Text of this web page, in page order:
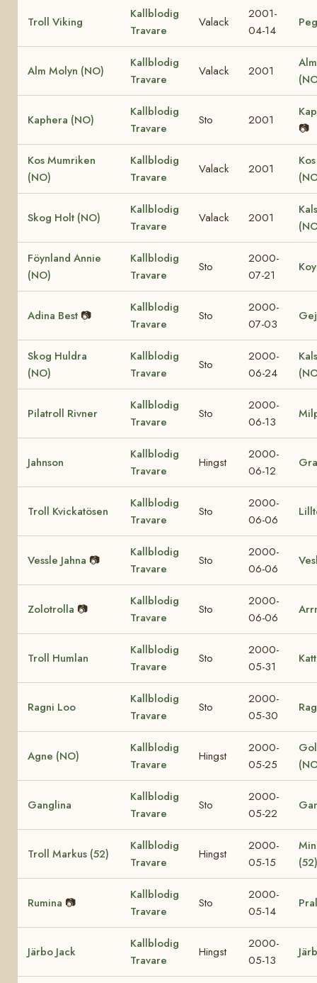
Troll Viking
Kallblodig
Travare
Valack
2001-
04-14
Alm Molyn (NO)
Kallblodig
Travare
Valack 2001
Kaphera (NO)
Kallblodig
Travare
Sto 2001
📷
Kos Mumriken
(NO)
Kallblodig
Travare
Valack 2001
Skog Holt (NO)
Kallblodig
Travare
Valack 2001
Föynland Annie
(NO)
Kallblodig
Travare
Sto
2000-
07-21
Adina Best 📷
Kallblodig
Travare
Sto
2000-
07-03
Skog Huldra
(NO)
Kallblodig
Travare
Sto
2000-
06-24
Pilatroll Rivner
Kallblodig
Travare
Sto
2000-
06-13
Jahnson
Kallblodig
Travare
Hingst
2000-
06-12
Troll Kvickatösen
Kallblodig
Travare
Sto
2000-
06-06
Vessle Jahna 📷
Kallblodig
Travare
Sto
2000-
06-06
Zolotrolla 📷
Kallblodig
Travare
Sto
2000-
06-06
Troll Humlan
Kallblodig
Travare
Sto
2000-
05-31
Ragni Loo
Kallblodig
Travare
Sto
2000-
05-30
Agne (NO)
Kallblodig
Travare
Hingst
2000-
05-25
Ganglina
Kallblodig
Travare
Sto
2000-
05-22
Troll Markus (52)
Kallblodig
Travare
Hingst
2000-
05-15
(52)
Rumina 📷
Kallblodig
Travare
Sto
2000-
05-14
Järbo Jack
Kallblodig
Travare
Hingst
2000-
05-13